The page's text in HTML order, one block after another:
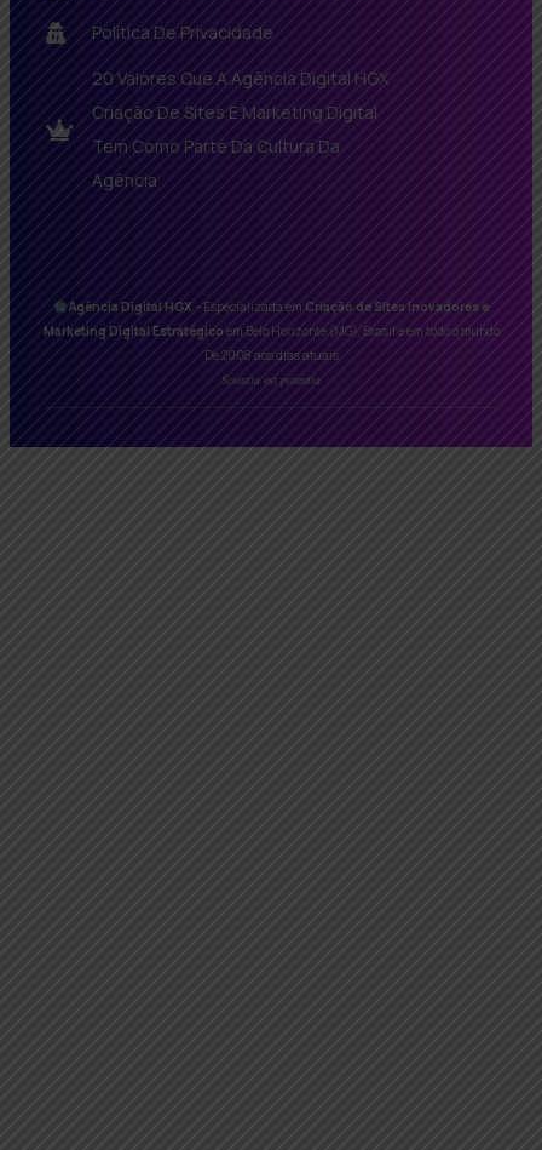
Política De Privacidade
20 Valores Que A Agência Digital HGX
Criação De Sites E Marketing Digital
Tem Como Parte Da Cultura Da
Agência
Agência Digital HGX – Especializada em Criação de Sites Inovadores e
Marketing Digital Estratégico em Belo Horizonte (MG), Brasil e em todo o mundo
De 2008 aos dias atuais
Scientia est potentia